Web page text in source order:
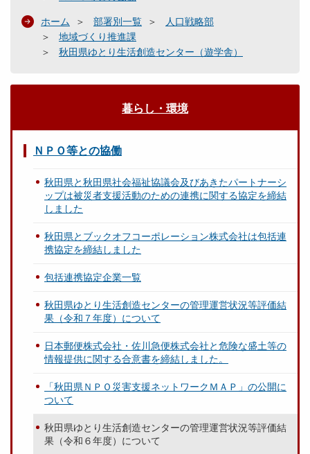
ホーム 部署別一覧
人口戦略部
地域づくり推進課
秋田県ゆとり生活創造センター（遊学舎）
暮らし・環境
ＮＰＯ等との協働
秋田県と秋田県社会福祉協議会及びあきたパートナーシ
ップは被災者支援活動のための連携に関する協定を締結
しました
秋田県とブックオフコーポレーション株式会社は包括連
携協定を締結しました
包括連携協定企業一覧
秋田県ゆとり生活創造センターの管理運営状況等評価結
果（令和７年度）について
日本郵便株式会社・佐川急便株式会社と危険な盛土等の
情報提供に関する合意書を締結しました。
「秋田県ＮＰＯ災害支援ネットワークＭＡＰ」の公開に
ついて
秋田県ゆとり生活創造センターの管理運営状況等評価結
果（令和６年度）について